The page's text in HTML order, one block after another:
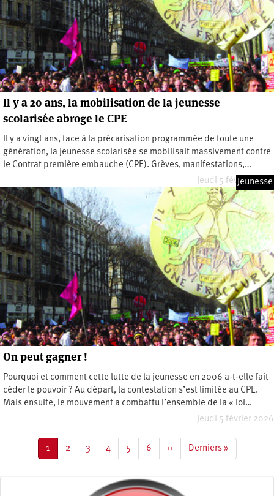
Il y a 20 ans, la mobilisation de la jeunesse
scolarisée abroge le CPE
Il y a vingt ans, face à la précarisation programmée de toute une
génération, la jeunesse scolarisée se mobilisait massivement contre
le Contrat première embauche (CPE). Grèves, manifestations,…
Jeudi 5 février 2026
Jeunesse
On peut gagner !
Pourquoi et comment cette lutte de la jeunesse en 2006 a-t-elle fait
céder le pouvoir ? Au départ, la contestation s’est limitée au CPE.
Mais ensuite, le mouvement a combattu l’ensemble de la « loi…
Jeudi 5 février 2026
Page
courante
1 Page
2 Page
3 Page
4 Page
5 Page
6
Page
suivante
››
Dernière
page
Derniers »